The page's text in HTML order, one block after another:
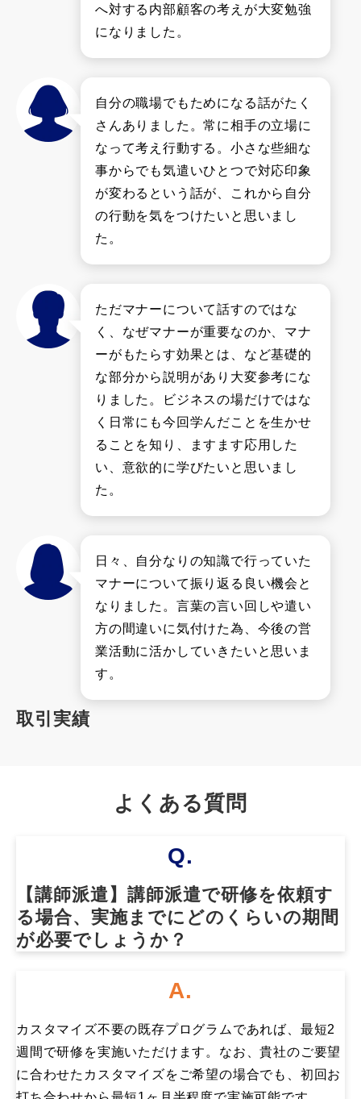
へ対する内部顧客の考えが大変勉強
になりました。
自分の職場でもためになる話がたく
さんありました。常に相手の立場に
なって考え行動する。小さな些細な
事からでも気遣いひとつで対応印象
が変わるという話が、これから自分
の行動を気をつけたいと思いまし
た。
ただマナーについて話すのではな
く、なぜマナーが重要なのか、マナ
ーがもたらす効果とは、など基礎的
な部分から説明があり大変参考にな
りました。ビジネスの場だけではな
く日常にも今回学んだことを生かせ
ることを知り、ますます応用した
い、意欲的に学びたいと思いまし
た。
日々、自分なりの知識で行っていた
マナーについて振り返る良い機会と
なりました。言葉の言い回しや遣い
方の間違いに気付けた為、今後の営
業活動に活かしていきたいと思いま
す。
取引実績
よくある質問
Q.
【講師派遣】講師派遣で研修を依頼す
る場合、実施までにどのくらいの期間
が必要でしょうか？
A.
カスタマイズ不要の既存プログラムであれば、最短2
週間で研修を実施いただけます。なお、貴社のご要望
に合わせたカスタマイズをご希望の場合でも、初回お